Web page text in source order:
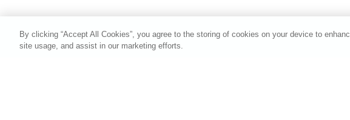
By clicking “Accept All Cookies”, you agree to the storing of cookies on your device to
site usage, and assist in our marketing efforts.